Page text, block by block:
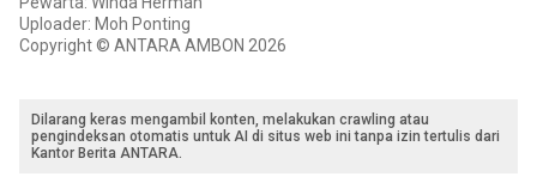
Uploader: Moh Ponting
Copyright © ANTARA AMBON 2026
Dilarang keras mengambil konten, melakukan crawling atau
pengindeksan otomatis untuk AI di situs web ini tanpa izin tertulis dari
Kantor Berita ANTARA.